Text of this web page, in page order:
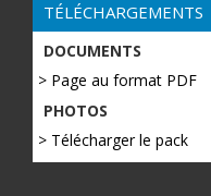
TÉLÉCHARGEMENTS
DOCUMENTS
> Page au format PDF
PHOTOS
> Télécharger le pack